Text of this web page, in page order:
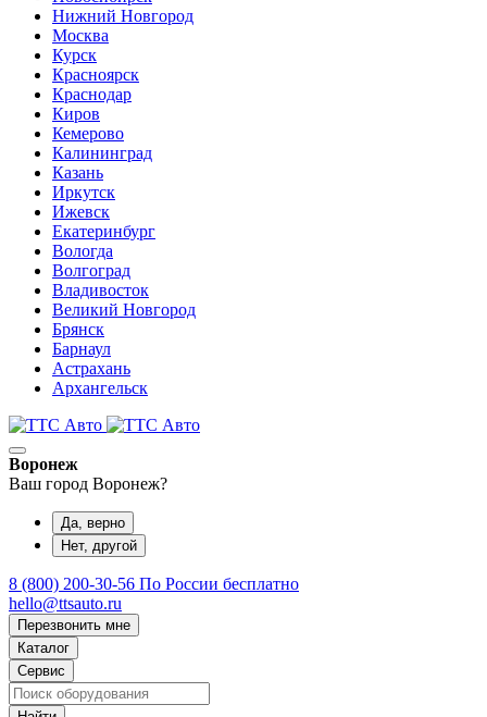
Нижний Новгород
Москва
Курск
Красноярск
Краснодар
Киров
Кемерово
Калининград
Казань
Иркутск
Ижевск
Екатеринбург
Вологда
Волгоград
Владивосток
Великий Новгород
Брянск
Барнаул
Астрахань
Архангельск
Воронеж
Ваш город Воронеж?
Да, верно
Нет, другой
8 (800) 200-30-56 По России бесплатно
hello@ttsauto.ru
Перезвонить мне
Каталог
Сервис